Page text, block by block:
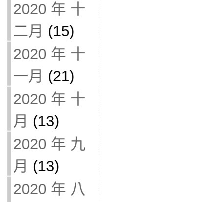
2020 年 十
二月 (15)
2020 年 十
一月 (21)
2020 年 十
月 (13)
2020 年 九
月 (13)
2020 年 八